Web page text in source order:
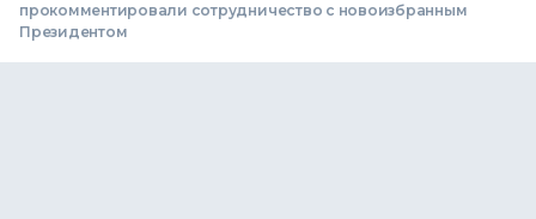
прокомментировали сотрудничество с новоизбранным
Президентом